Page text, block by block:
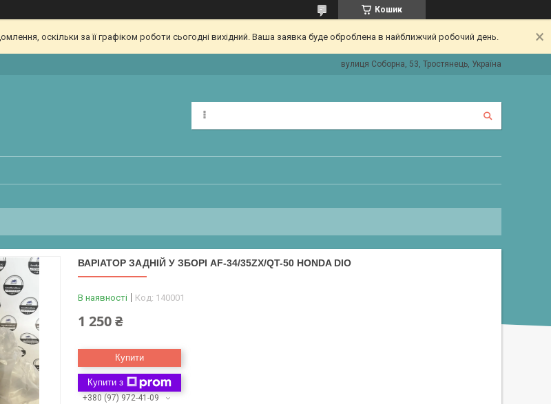
Кошик
оскільки за її графіком роботи сьогодні вихідний. Ваша заявка буде оброблена в найближчий робочий день.
вулиця Соборна, 53, Тростянець, Україна
ВАРІАТОР ЗАДНІЙ У ЗБОРІ AF-34/35ZX/QT-50 HONDA DIO
В наявності Код: 140001
1 250 ₴
Купити
Купити з
+380 (97) 972-41-09